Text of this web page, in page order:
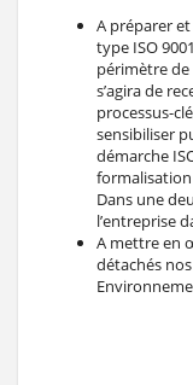
A préparer
type ISO
périmètre de
s’agira de
processus-
sensibiliser
démarche
Dans une
l’entreprise
A mettre en
détachés